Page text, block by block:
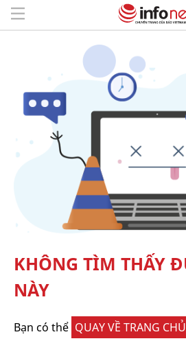
KHÔNG TÌM THẤY
NÀY
Bạn có thể QUAY VỀ TRANG CHỦ